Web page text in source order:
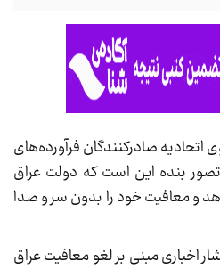
اتحادیه صادرکنندگان فرآورده‌های
بنده این است که دولت عراق
و معافیت خود را بدون سر و صدا
اخباری مبنی بر لغو معافیت عراق